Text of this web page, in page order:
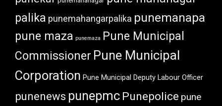
palika punemahangarpalika punemanapa
pune maza punemaza Pune Municipal
Commissioner Pune Municipal
Corporation Pune Municipal Deputy Labour Officer
punenews punepmc Punepolice pune